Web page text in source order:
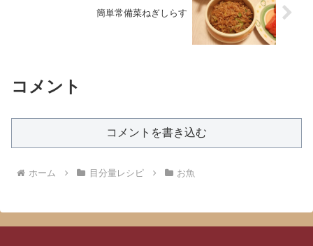
簡単常備菜ねぎしらす
コメント
コメントを書き込む
ホーム 目分量レシピ お魚